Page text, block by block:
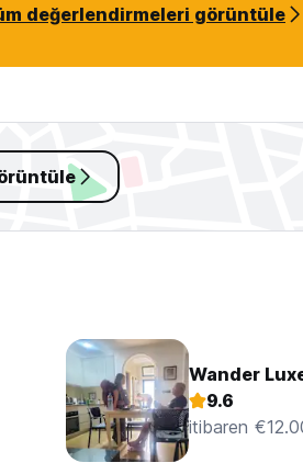
değerlendirmeleri görüntüle
Wander
9.6
itibaren